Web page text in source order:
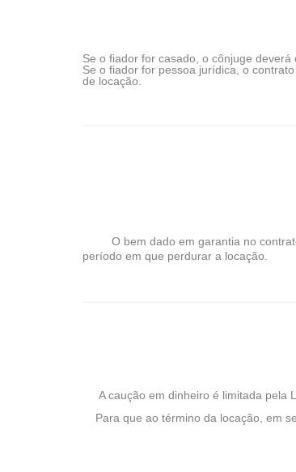
Se o fiador for casado, o cônjuge
Se o fiador for pessoa jurídica, o
de locação.
O bem dado em garantia no contrato,
período em que perdurar a locação.
A caução em dinheiro é limitada pela
Para que ao término da locação, em